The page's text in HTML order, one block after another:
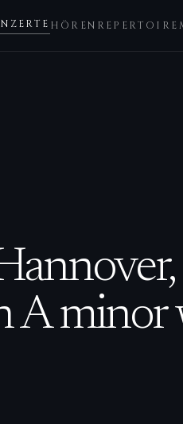
HÖREN REPERTOIRE
A